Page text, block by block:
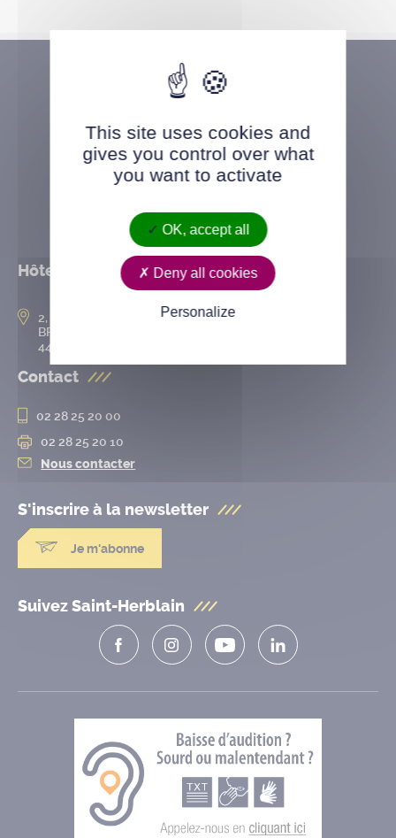
Hôtel de ville
2, rue de l’Hôtel-de-Ville
BP 50167
44802 Saint-Herblain cedex
Contact
02 28 25 20 00
02 28 25 20 10
Nous contacter
S'inscrire à la newsletter
Je m'abonne
Suivez Saint-Herblain
This site uses cookies and
gives you control over what
you want to activate
OK, accept all
Deny all cookies
Personalize